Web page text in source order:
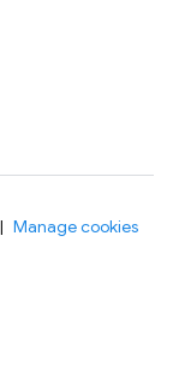
Manage cookies